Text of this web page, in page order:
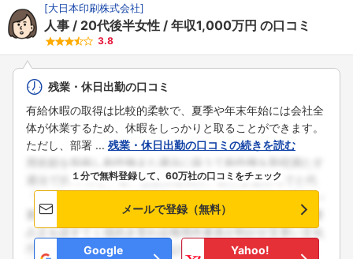
[大日本印刷株式会社]
人事 20代後半女性 年収1,000万円 の口コミ
3.8
残業・休日出勤の口コミ
有給休暇の取得は比較的柔軟で、夏季や年末年始には会社全
体が休業するため、休暇をしっかりと取ることができます。
ただし、部署 ... 残業・休日出勤の口コミの続きを読む
１分で無料登録して、60万社の口コミをチェック
メールで登録（無料）
Google
Yahoo!